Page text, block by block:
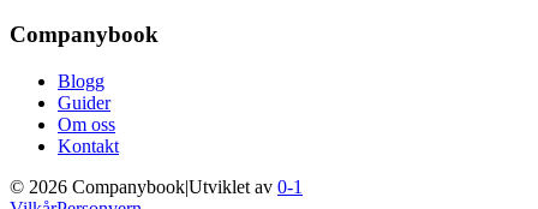
Companybook
Blogg
Guider
Om oss
Kontakt
© 2026 Companybook|Utviklet av 0-1